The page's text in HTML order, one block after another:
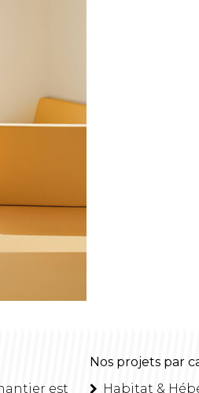
est
Nos projets par
Habitat &